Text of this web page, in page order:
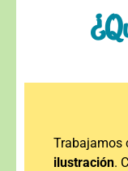
Trabajamos
ilustración.